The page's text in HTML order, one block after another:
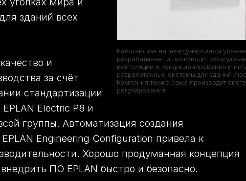
Работающая на международном
разрабатывает и производит
вентиляции и кондиционирования и
разработанные системы для зданий
Компания также сама производит
регулирования.
зданий всех
и
за счёт
стандартизации
Electric P8 и
группы. Автоматизация создания
Engineering Configuration привела к
Хорошо продуманная концепция
ПО EPLAN быстро и безопасно.